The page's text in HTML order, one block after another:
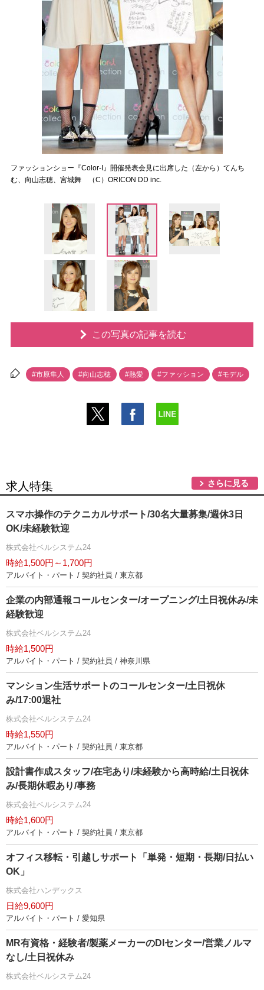
ファッションショー『Color-I』開催発表会見に出席した（左から）てんち
む、向山志穂、宮城舞 （C）ORICON DD inc.
この写真の記事を読む
#市原隼人 #向山志穂 #熱愛 #ファッション #モデル
求人特集 さらに見る
スマホ操作のテクニカルサポート/30名大量募集/週休3日
OK/未経験歓迎
株式会社ベルシステム24
時給1,500円～1,700円
アルバイト・パート / 契約社員 / 東京都
企業の内部通報コールセンター/オープニング/土日祝休み/未
経験歓迎
株式会社ベルシステム24
時給1,500円
アルバイト・パート / 契約社員 / 神奈川県
マンション生活サポートのコールセンター/土日祝休
み/17:00退社
株式会社ベルシステム24
時給1,550円
アルバイト・パート / 契約社員 / 東京都
設計書作成スタッフ/在宅あり/未経験から高時給/土日祝休
み/長期休暇あり/事務
株式会社ベルシステム24
時給1,600円
アルバイト・パート / 契約社員 / 東京都
オフィス移転・引越しサポート「単発・短期・長期/日払い
OK」
株式会社ハンデックス
日給9,600円
アルバイト・パート / 愛知県
MR有資格・経験者/製薬メーカーのDIセンター/営業ノルマ
なし/土日祝休み
株式会社ベルシステム24